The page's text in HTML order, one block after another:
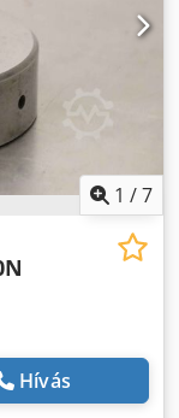
1 /7
Hívás